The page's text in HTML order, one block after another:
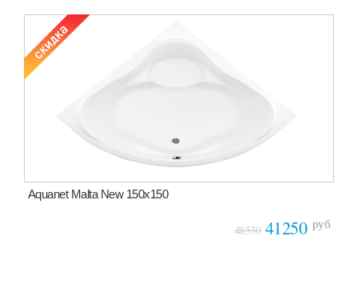
Aquanet Malta New 150x150
4853041250 руб